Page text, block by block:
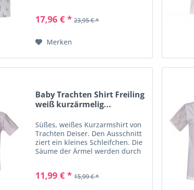
Trageeigenschaften. Ein
"Traktor mit...
17,96 € * 23,95 € *
Merken
Baby Trachten Shirt Freiling
weiß kurzärmelig...
Süßes, weißes Kurzarmshirt von
Trachten Deiser. Den Ausschnitt
ziert ein kleines Schleifchen. Die
Säume der Ärmel werden durch
Trachtenshirt, Farbe: weiß,
11,99 € * 15,99 € *